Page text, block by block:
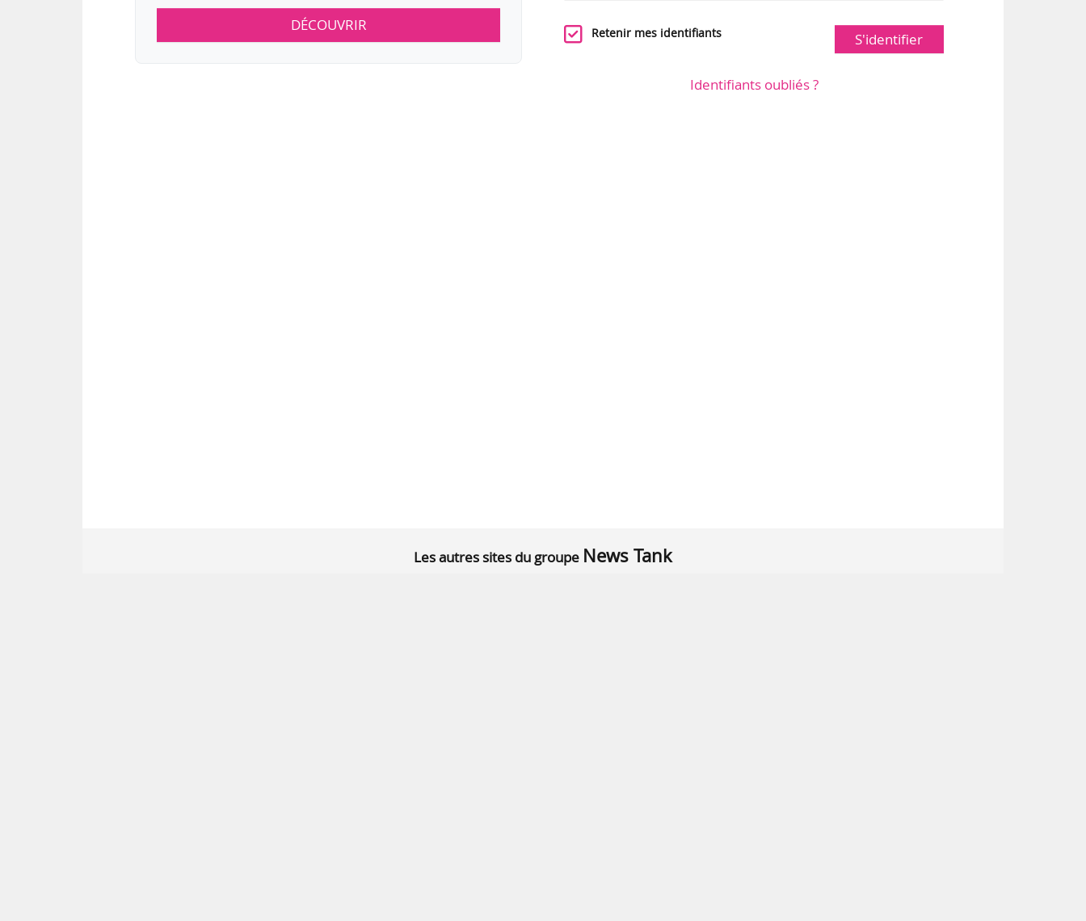
DÉCOUVRIR Retenir mes identifiants S'identifier
Identifiants oubliés ?
Les autres sites du groupe News Tank